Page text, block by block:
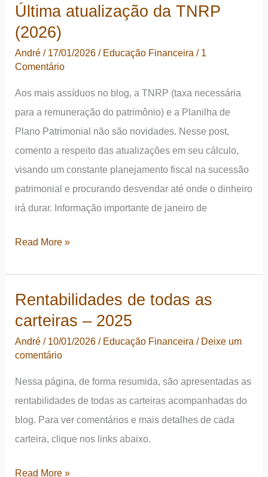
após
16
anos
de
independência
Última atualização da TNRP
(2026)
André/ 17/01/2026/ Educação Financeira / 1
Comentário
Aos mais assíduos no blog, a TNRP (taxa necessária
para a remuneração do patrimônio) e a Planilha de
Plano Patrimonial não são novidades. Nesse post,
comento a respeito das atualizações em seu cálculo,
visando um constante planejamento fiscal na sucessão
patrimonial e procurando desvendar até onde o dinheiro
irá durar. Informação importante de janeiro de
Última
TNRP
(2026)
Read More »
Rentabilidades de todas as
carteiras – 2025
André/ 10/01/2026/ Educação Financeira / Deixe um
comentário
Nessa página, de forma resumida, são apresentadas as
rentabilidades de todas as carteiras acompanhadas do
blog. Para ver comentários e mais detalhes de cada
carteira, clique nos links abaixo.
Rentabilidades
Read More »